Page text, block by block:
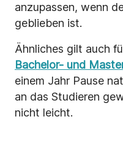
anzupassen, wenn
geblieben ist.
Ähnliches gilt auch
Bachelor- und
einem Jahr Pause
an das Studieren
nicht leicht.